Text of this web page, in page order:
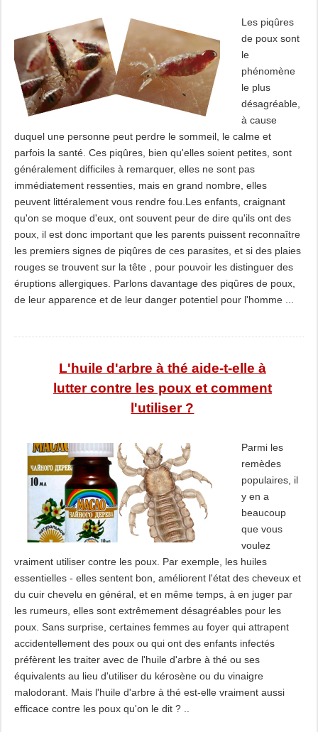
Les piqûres
de poux sont
le
phénomène
le plus
désagréable,
à cause
duquel une personne peut perdre le sommeil, le calme et
parfois la santé. Ces piqûres, bien qu'elles soient petites, sont
généralement difficiles à remarquer, elles ne sont pas
immédiatement ressenties, mais en grand nombre, elles
peuvent littéralement vous rendre fou.Les enfants, craignant
qu'on se moque d'eux, ont souvent peur de dire qu'ils ont des
poux, il est donc important que les parents puissent reconnaître
les premiers signes de piqûres de ces parasites, et si des plaies
rouges se trouvent sur la tête , pour pouvoir les distinguer des
éruptions allergiques. Parlons davantage des piqûres de poux,
de leur apparence et de leur danger potentiel pour l'homme ...
L'huile d'arbre à thé aide-t-elle à
lutter contre les poux et comment
l'utiliser ?
Parmi les
remèdes
populaires, il
y en a
beaucoup
que vous
voulez
vraiment utiliser contre les poux. Par exemple, les huiles
essentielles - elles sentent bon, améliorent l'état des cheveux et
du cuir chevelu en général, et en même temps, à en juger par
les rumeurs, elles sont extrêmement désagréables pour les
poux. Sans surprise, certaines femmes au foyer qui attrapent
accidentellement des poux ou qui ont des enfants infectés
préfèrent les traiter avec de l'huile d'arbre à thé ou ses
équivalents au lieu d'utiliser du kérosène ou du vinaigre
malodorant. Mais l'huile d'arbre à thé est-elle vraiment aussi
efficace contre les poux qu'on le dit ? ..